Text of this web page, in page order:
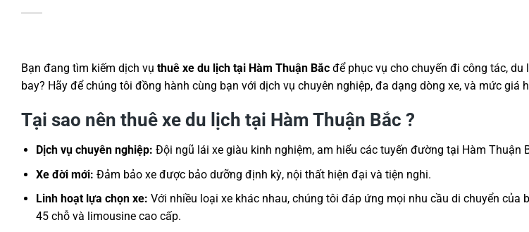
Bạn đang tìm kiếm dịch vụ thuê xe du lịch tại Hàm Thuận Bắc để phục vụ cho chuyến đi công tác,
bay? Hãy để chúng tôi đồng hành cùng bạn với dịch vụ chuyên nghiệp, đa dạng dòng xe, và mức giá
Tại sao nên thuê xe du lịch tại Hàm Thuận Bắc ?
Dịch vụ chuyên nghiệp: Đội ngũ lái xe giàu kinh nghiệm, am hiểu các tuyến đường tại Hàm Thuận
Xe đời mới: Đảm bảo xe được bảo dưỡng định kỳ, nội thất hiện đại và tiện nghi.
Linh hoạt lựa chọn xe: Với nhiều loại xe khác nhau, chúng tôi đáp ứng mọi nhu cầu di chuyển của
45 chỗ và limousine cao cấp.